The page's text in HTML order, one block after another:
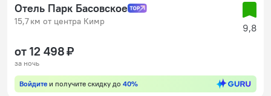
Отель Парк Басовское
15,7 км от центра Кимр
9,8
от 12 498 ₽
за ночь
Войдите и получите скидку до 40%